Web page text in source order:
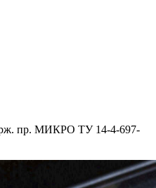
пр. МИКРО ТУ 14-4-697-